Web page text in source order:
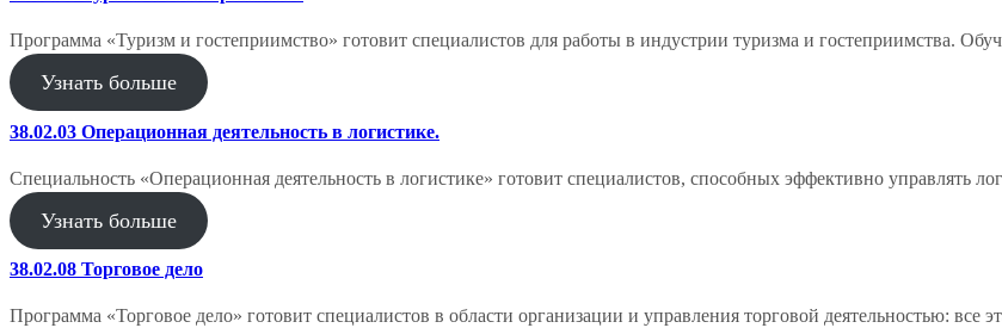
Программа «Туризм и гостеприимство» готовит специалистов для работы в индустрии туризма и гостеприимства.
Узнать больше
38.02.03 Операционная деятельность в логистике.
Специальность «Операционная деятельность в логистике» готовит специалистов, способных эффективно управлять
Узнать больше
38.02.08 Торговое дело
Программа «Торговое дело» готовит специалистов в области организации и управления торговой деятельностью: все